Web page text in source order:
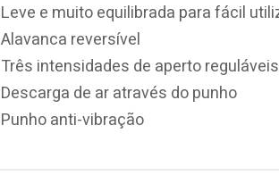
Leve e muito equilibrada para fácil
Alavanca reversível
Três intensidades de aperto reguláveis
Descarga de ar através do punho
Punho anti-vibração